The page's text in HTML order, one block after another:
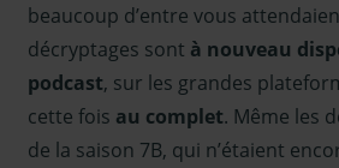
beaucoup d’entre vous
décryptages sont à nouveau
podcast, sur les grandes
cette fois au complet. Même les
de la saison 7B, qui n’étaient